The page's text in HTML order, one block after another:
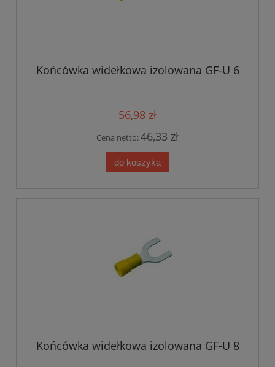
Końcówka widełkowa izolowana GF-U 6
56,98 zł
Cena netto:46,33 zł
do koszyka
Końcówka widełkowa izolowana GF-U 8